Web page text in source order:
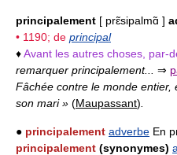
principalement [ prɛ̃sipalmɑ̃ ]
• 1190; de principal
♦Avant les autres choses, par-
remarquer principalement... ⇒
Fâchée contre le monde entier,
son mari » (Maupassant)
● principalement adverbe En
principalement (synonymes)